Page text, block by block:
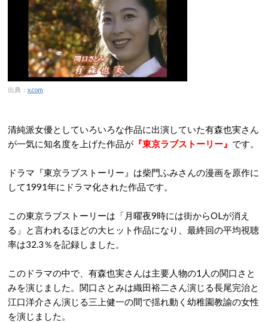
出典： x.com
清純派女優としていろいろな作品に出演していた有森也実さん
が一気に知名度を上げた作品が 『東京ラブストーリー』 です。
ドラマ『東京ラブストーリー』は柴門ふみさんの漫画を原作に
して1991年にドラマ化された作品です。
この東京ラブストーリーは「月曜夜9時には街からOLが消え
る」と言われるほどの大ヒット作品になり、最終回の平均視聴
率は32.3％を記録しました。
このドラマの中で、有森也実さんは主要人物の1人の関口さと
みを演じました。関口さとみは織田裕二さん演じる長尾完治と
江口洋介さん演じる三上健一の間で揺れ動く幼稚園教諭の女性
を演じました。